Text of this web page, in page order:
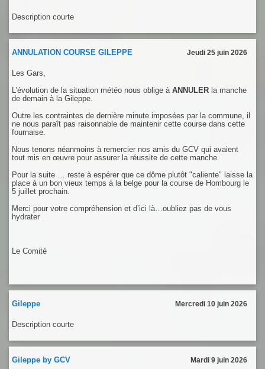
Description courte
ANNULATION COURSE GILEPPE Jeudi 25 juin 2026
Les Gars,
L’évolution de la situation météo nous oblige à ANNULER la manche
de demain à la Gileppe.
Outre les contraintes de dernière minute imposées par la commune, il
ne nous paraît pas raisonnable de maintenir cette course dans cette
fournaise.
Nous tenons néanmoins à remercier nos amis du GCV qui avaient
tout mis en œuvre pour assurer la réussite de cette manche.
Pour la suite … reste à espérer que ce dôme plutôt "caliente" laisse la
place à un bon vieux temps à la belge pour la course de Hombourg le
5 juillet prochain.
Merci pour votre compréhension et d’ici là…oubliez pas de vous
hydrater
Le Comité
Gileppe Mercredi 10 juin 2026
Description courte
Gileppe by GCV Mardi 9 juin 2026